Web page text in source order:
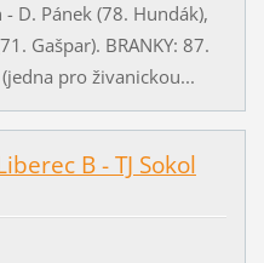
D. Pánek (78. Hundák),
Gašpar). BRANKY: 87.
pro živanickou...
B - TJ Sokol